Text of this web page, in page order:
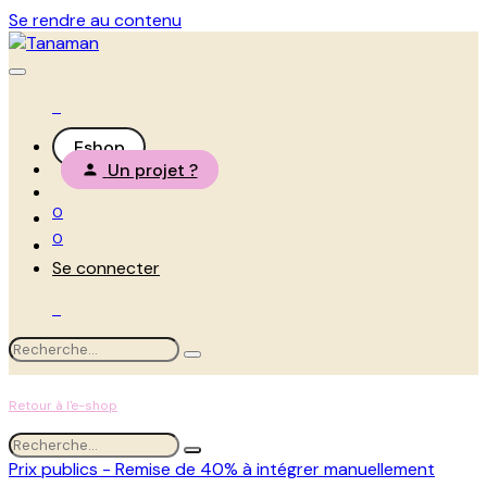
Se rendre au contenu
Eshop
Un projet ?
0
0
Se connecter
Retour à l'e-shop
Prix publics - Remise de 40% à intégrer manuellement